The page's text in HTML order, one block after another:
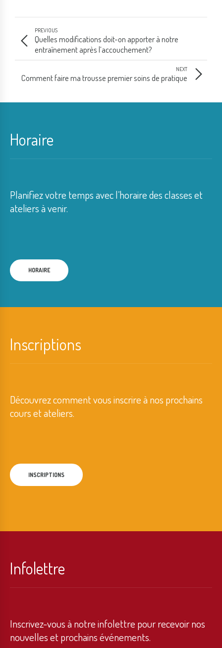
PREVIOUS
Quelles modifications doit-on apporter à notre
entraînement après l’accouchement?
NEXT
Comment faire ma trousse premier soins de pratique
Horaire
Planifiez votre temps avec l’horaire des classes et
ateliers à venir.
HORAIRE
Inscriptions
Découvrez comment vous inscrire à nos prochains
cours et ateliers.
INSCRIPTIONS
Infolettre
Inscrivez-vous à notre infolettre pour recevoir nos
nouvelles et prochains événements.